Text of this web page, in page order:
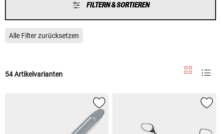
FILTERN & SORTIEREN
Alle Filter zurücksetzen
54 Artikelvarianten